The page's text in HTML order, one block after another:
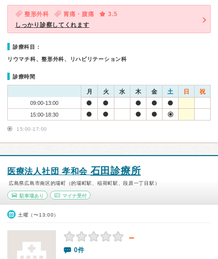
整形外科 胃痛・腹痛
3.5
しっかり診察してくれます
診療科目：
リウマチ科、整形外科、リハビリテーション科
診療時間
月 火 水 木 金 土 日 祝
09:00-13:00
15:00-18:30
15:00-17:00
医療法人社団 孝和会 石田診療所
広島県広島市南区的場町（的場町駅、稲荷町駅、段原一丁目駅）
駐車場あり マイナ受付
土曜（〜13:00）
－
0件